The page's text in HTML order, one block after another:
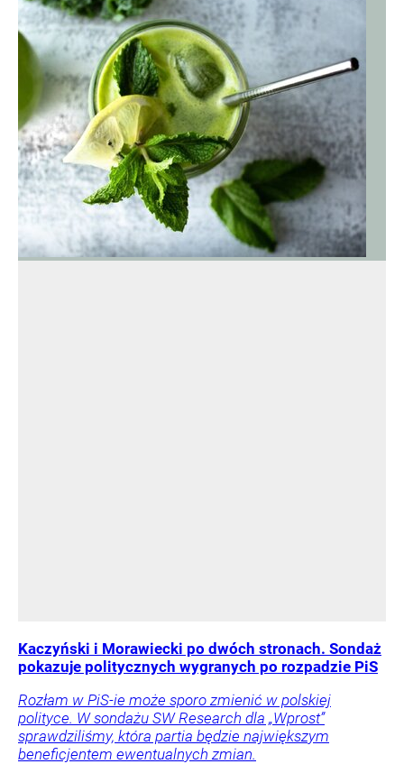
Kaczyński i Morawiecki po dwóch stronach. Sondaż
pokazuje politycznych wygranych po rozpadzie PiS
Rozłam w PiS-ie może sporo zmienić w polskiej
polityce. W sondażu SW Research dla „Wprost”
sprawdziliśmy, która partia będzie największym
beneficjentem ewentualnych zmian.